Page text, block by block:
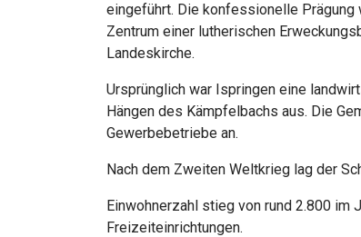
eingeführt. Die konfessionelle Prägung
Zentrum einer lutherischen
Landeskirche.
Ursprünglich war Ispringen eine
Hängen des Kämpfelbachs aus. Die
Gewerbebetriebe an.
Nach dem Zweiten Weltkrieg lag der
Einwohnerzahl stieg von rund 2.800 im
Freizeiteinrichtungen.